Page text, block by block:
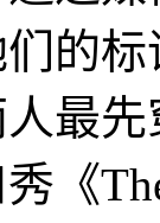
的标
最
《